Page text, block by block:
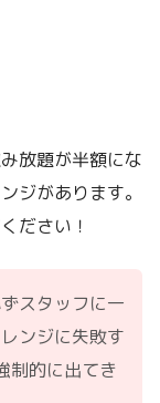
放題が半額にな
ジがあります。
ださい！
スタッフに一
ンジに失敗す
制的に出てき